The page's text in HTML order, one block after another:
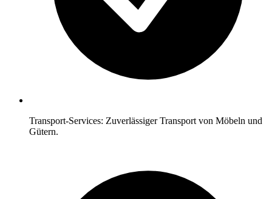
Transport-Services: Zuverlässiger Transport von Möbeln und
Gütern.